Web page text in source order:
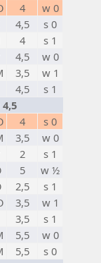
4
w 0
4,5
s 0
4
s 1
4,5
w 0
3,5
w 1
4,5
s 1
4
s 0
3,5
w 0
2
s 1
5
w ½
2,5
s 1
3,5
w 1
3,5
s 1
5,5
w 0
5,5
s 0